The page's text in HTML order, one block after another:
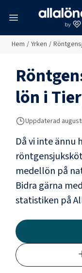
Hem / Yrken /
lön i
Uppdaterad
Då vi inte
medellön på
Bidra gärna
statistiken på